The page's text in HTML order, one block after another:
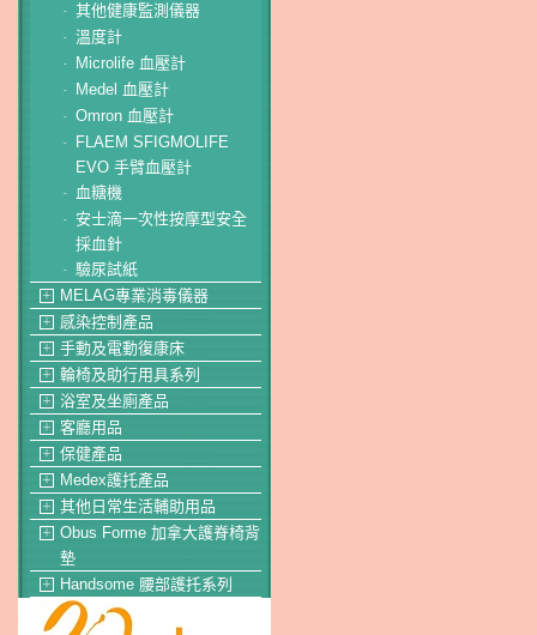
- 其他健康監測儀器
- 溫度計
- Microlife 血壓計
- Medel 血壓計
- Omron 血壓計
-
FLAEM SFIGMOLIFE
EVO 手臂血壓計
- 血糖機
-
安士滴一次性按摩型安全
採血針
- 驗尿試紙
＋ MELAG專業消毒儀器
＋ 感染控制產品
＋ 手動及電動復康床
＋ 輪椅及助行用具系列
＋ 浴室及坐廁產品
＋ 客廳用品
＋ 保健產品
＋ Medex護托產品
＋ 其他日常生活輔助用品
＋
Obus Forme 加拿大護脊椅背
墊
＋ Handsome 腰部護托系列